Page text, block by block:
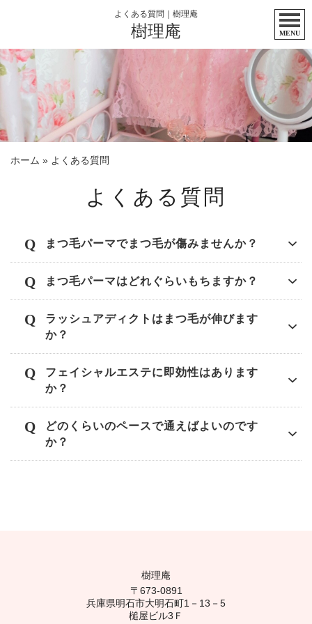
よくある質問｜樹理庵
樹理庵 MENU
ホーム » よくある質問
よくある質問
まつ毛パーマでまつ毛が傷みませんか？
まつ毛パーマはどれぐらいもちますか？
ラッシュアディクトはまつ毛が伸びます
か？
フェイシャルエステに即効性はあります
か？
どのくらいのペースで通えばよいのです
か？
樹理庵
〒673-0891
兵庫県明石市大明石町1－13－5
槌屋ビル3Ｆ